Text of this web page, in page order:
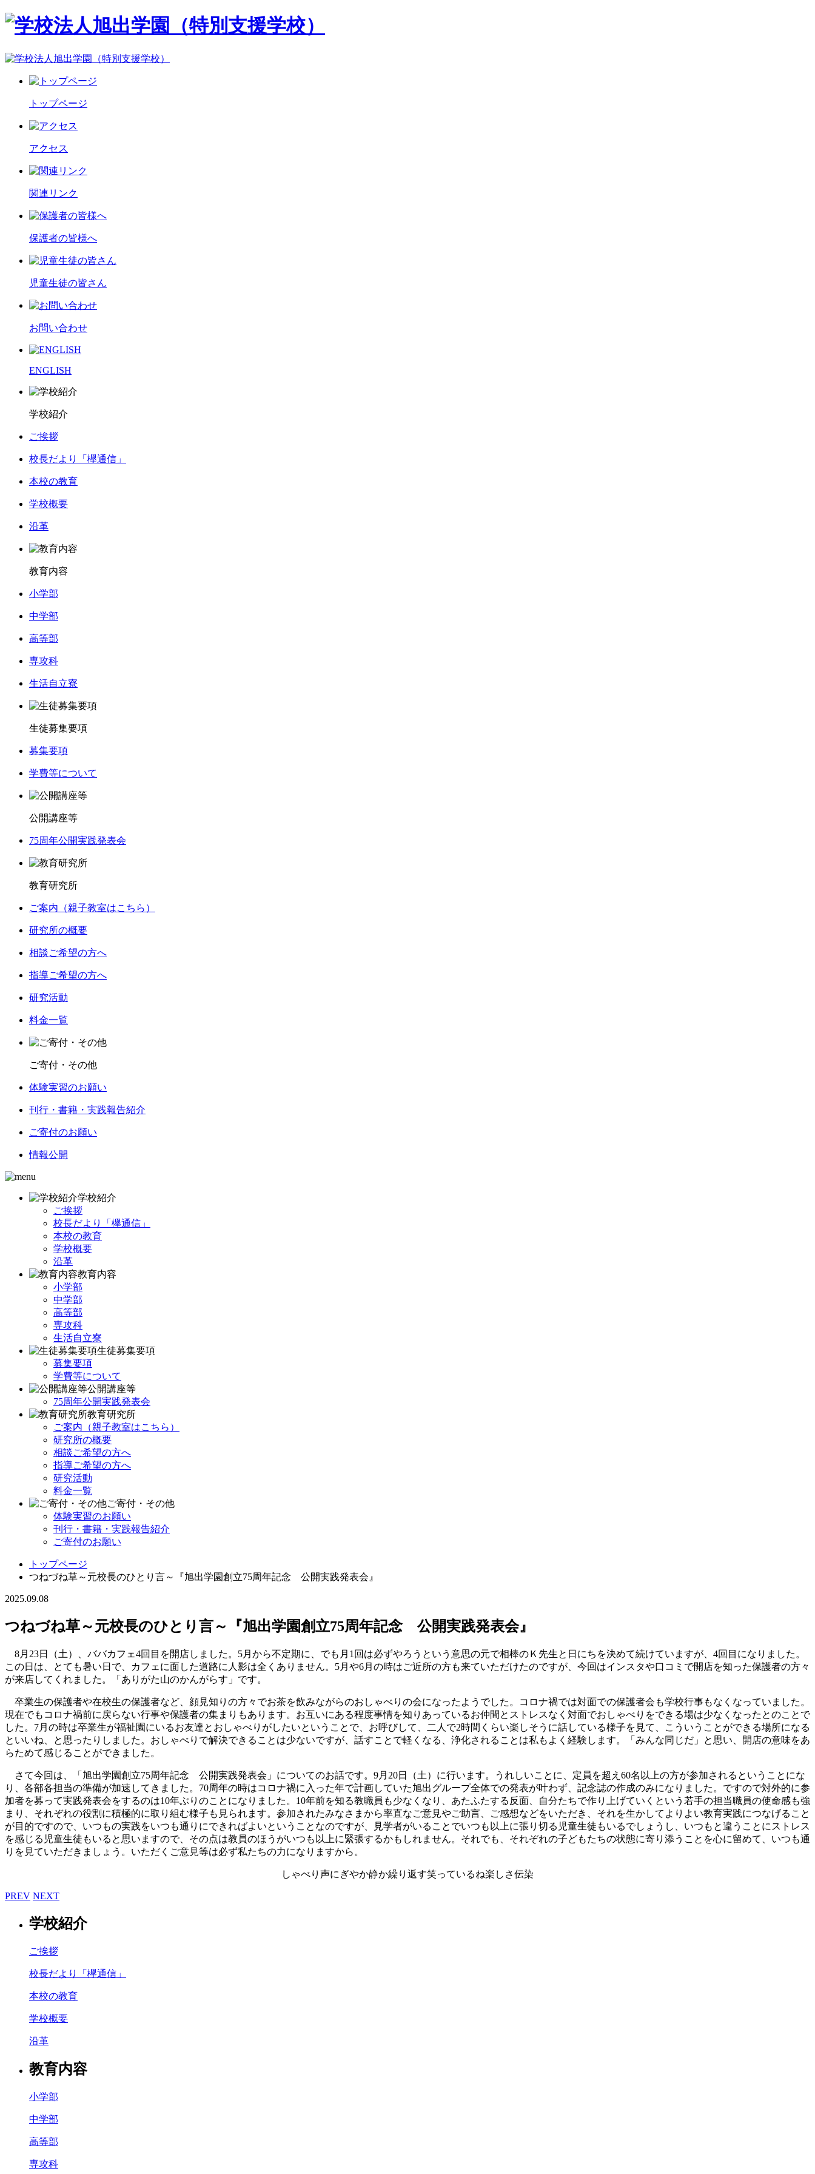
トップページ
アクセス
関連リンク
保護者の皆様へ
児童生徒の皆さん
お問い合わせ
ENGLISH
学校紹介
ご挨拶
校長だより「欅通信」
本校の教育
学校概要
沿革
教育内容
小学部
中学部
高等部
専攻科
生活自立寮
生徒募集要項
募集要項
学費等について
公開講座等
75周年公開実践発表会
教育研究所
ご案内（親子教室はこちら）
研究所の概要
相談ご希望の方へ
指導ご希望の方へ
研究活動
料金一覧
ご寄付・その他
体験実習のお願い
刊行・書籍・実践報告紹介
ご寄付のお願い
情報公開
学校紹介
ご挨拶
校長だより「欅通信」
本校の教育
学校概要
沿革
教育内容
小学部
中学部
高等部
専攻科
生活自立寮
生徒募集要項
募集要項
学費等について
公開講座等
75周年公開実践発表会
教育研究所
ご案内（親子教室はこちら）
研究所の概要
相談ご希望の方へ
指導ご希望の方へ
研究活動
料金一覧
ご寄付・その他
体験実習のお願い
刊行・書籍・実践報告紹介
ご寄付のお願い
トップページ
つねづね草～元校長のひとり言～『旭出学園創立75周年記念 公開実践発表会』
2025.09.08
つねづね草～元校長のひとり言～『旭出学園創立75周年記念 公開実践発表会』
8月23日（土）、ババカフェ4回目を開店しました。5月から不定期に、でも月1回は必ずやろうという意思の元で相棒のＫ先生と日にちを決めて続けていますが、4回目になりました。
この日は、とても暑い日で、カフェに面した道路に人影は全くありません。5月や6月の時はご近所の方も来ていただけたのですが、今回はインスタや口コミで開店を知った保護者の方々
が来店してくれました。「ありがた山のかんがらす」です。
卒業生の保護者や在校生の保護者など、顔見知りの方々でお茶を飲みながらのおしゃべりの会になったようでした。コロナ禍では対面での保護者会も学校行事もなくなっていました。
現在でもコロナ禍前に戻らない行事や保護者の集まりもあります。お互いにある程度事情を知りあっているお仲間とストレスなく対面でおしゃべりをできる場は少なくなったとのことで
した。7月の時は卒業生が福祉園にいるお友達とおしゃべりがしたいということで、お呼びして、二人で2時間くらい楽しそうに話している様子を見て、こういうことができる場所になる
といいね、と思ったりしました。おしゃべりで解決できることは少ないですが、話すことで軽くなる、浄化されることは私もよく経験します。「みんな同じだ」と思い、開店の意味をあ
らためて感じることができました。
さて今回は、「旭出学園創立75周年記念 公開実践発表会」についてのお話です。9月20日（土）に行います。うれしいことに、定員を超え60名以上の方が参加されるということにな
り、各部各担当の準備が加速してきました。70周年の時はコロナ禍に入った年で計画していた旭出グループ全体での発表が叶わず、記念誌の作成のみになりました。ですので対外的に参
加者を募って実践発表会をするのは10年ぶりのことになりました。10年前を知る教職員も少なくなり、あたふたする反面、自分たちで作り上げていくという若手の担当職員の使命感も強
まり、それぞれの役割に積極的に取り組む様子も見られます。参加されたみなさまから率直なご意見やご助言、ご感想などをいただき、それを生かしてよりよい教育実践につなげること
が目的ですので、いつもの実践をいつも通りにできればよいということなのですが、見学者がいることでいつも以上に張り切る児童生徒もいるでしょうし、いつもと違うことにストレス
を感じる児童生徒もいると思いますので、その点は教員のほうがいつも以上に緊張するかもしれません。それでも、それぞれの子どもたちの状態に寄り添うことを心に留めて、いつも通
りを見ていただきましょう。いただくご意見等は必ず私たちの力になりますから。
しゃべり声にぎやか静か繰り返す笑っているね楽しさ伝染
PREV NEXT
学校紹介
ご挨拶
校長だより「欅通信」
本校の教育
学校概要
沿革
教育内容
小学部
中学部
高等部
専攻科